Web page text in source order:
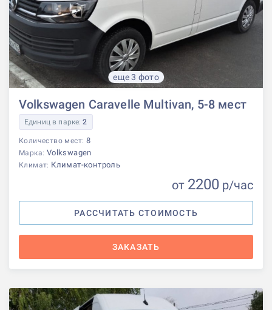
еще 3 фото
Volkswagen Caravelle Multivan, 5-8 мест
Единиц в парке:2
Количество мест: 8
Марка: Volkswagen
Климат: Климат-контроль
от 2200 р/час
РАССЧИТАТЬ СТОИМОСТЬ
ЗАКАЗАТЬ